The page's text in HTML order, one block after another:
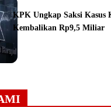
KPK Ungkap Saksi Kasus
Kembalikan Rp9,5 Miliar